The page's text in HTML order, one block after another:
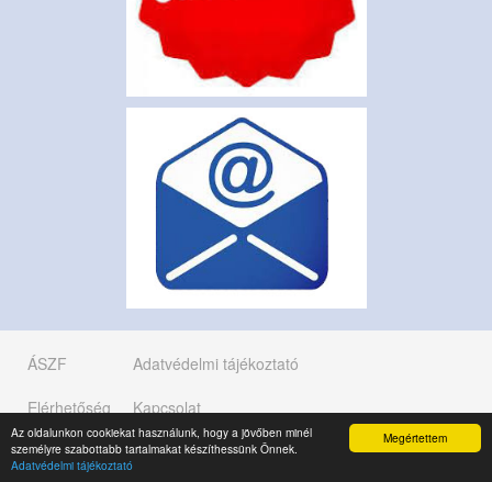
Megértettem
Az oldalunkon cookiekat használunk, hogy a jövőben minél
személyre szabottabb tartalmakat készíthessünk Önnek.
Adatvédelmi tájékoztató
ÁSZF
Adatvédelmi tájékoztató
Elérhetőség
Kapcsolat
Copyright © 2019 K.É.K. KFT.